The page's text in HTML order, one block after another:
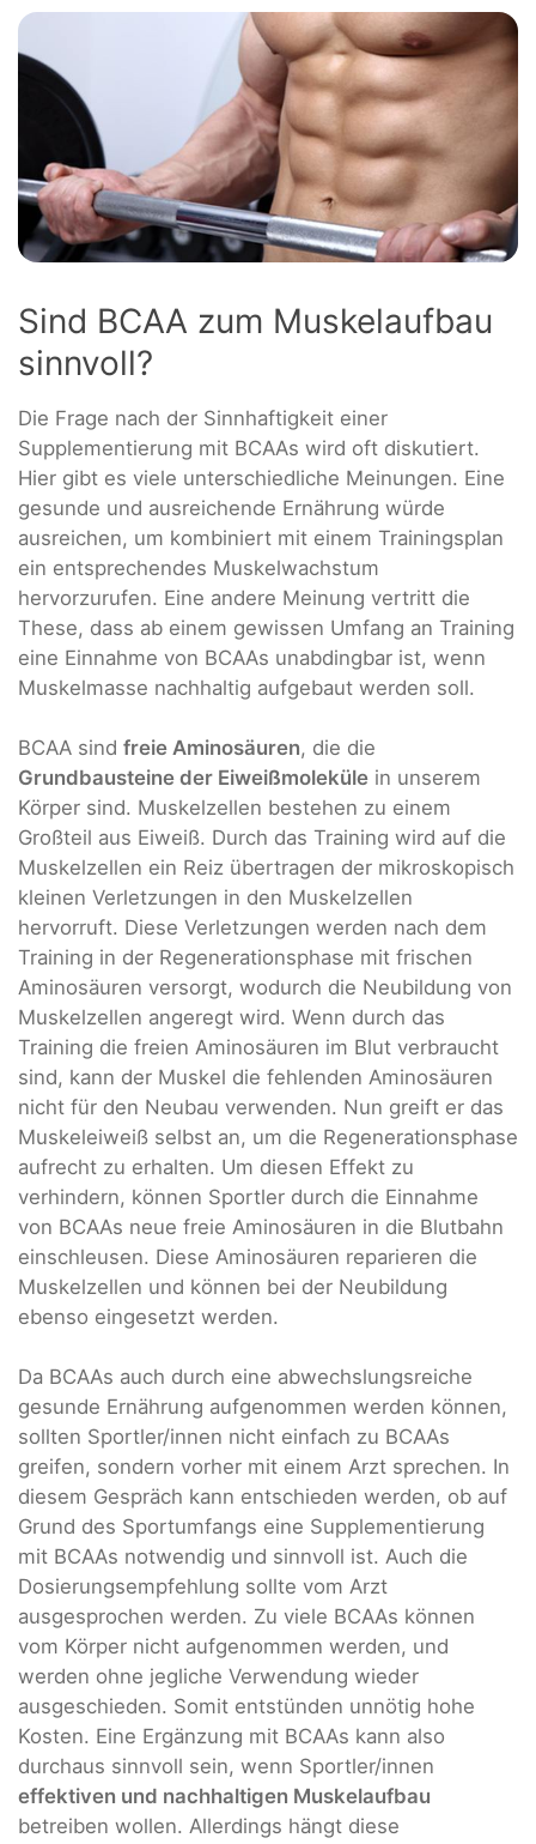
Sind BCAA zum Muskelaufbau
sinnvoll?
Die Frage nach der Sinnhaftigkeit einer
Supplementierung mit BCAAs wird oft diskutiert.
Hier gibt es viele unterschiedliche Meinungen. Eine
gesunde und ausreichende Ernährung würde
ausreichen, um kombiniert mit einem Trainingsplan
ein entsprechendes Muskelwachstum
hervorzurufen. Eine andere Meinung vertritt die
These, dass ab einem gewissen Umfang an Training
eine Einnahme von BCAAs unabdingbar ist, wenn
Muskelmasse nachhaltig aufgebaut werden soll.
BCAA sind freie Aminosäuren, die die
Grundbausteine der Eiweißmoleküle in unserem
Körper sind. Muskelzellen bestehen zu einem
Großteil aus Eiweiß. Durch das Training wird auf die
Muskelzellen ein Reiz übertragen der mikroskopisch
kleinen Verletzungen in den Muskelzellen
hervorruft. Diese Verletzungen werden nach dem
Training in der Regenerationsphase mit frischen
Aminosäuren versorgt, wodurch die Neubildung von
Muskelzellen angeregt wird. Wenn durch das
Training die freien Aminosäuren im Blut verbraucht
sind, kann der Muskel die fehlenden Aminosäuren
nicht für den Neubau verwenden. Nun greift er das
Muskeleiweiß selbst an, um die Regenerationsphase
aufrecht zu erhalten. Um diesen Effekt zu
verhindern, können Sportler durch die Einnahme
von BCAAs neue freie Aminosäuren in die Blutbahn
einschleusen. Diese Aminosäuren reparieren die
Muskelzellen und können bei der Neubildung
ebenso eingesetzt werden.
Da BCAAs auch durch eine abwechslungsreiche
gesunde Ernährung aufgenommen werden können,
sollten Sportler/innen nicht einfach zu BCAAs
greifen, sondern vorher mit einem Arzt sprechen. In
diesem Gespräch kann entschieden werden, ob auf
Grund des Sportumfangs eine Supplementierung
mit BCAAs notwendig und sinnvoll ist. Auch die
Dosierungsempfehlung sollte vom Arzt
ausgesprochen werden. Zu viele BCAAs können
vom Körper nicht aufgenommen werden, und
werden ohne jegliche Verwendung wieder
ausgeschieden. Somit entstünden unnötig hohe
Kosten. Eine Ergänzung mit BCAAs kann also
durchaus sinnvoll sein, wenn Sportler/innen
effektiven und nachhaltigen Muskelaufbau
betreiben wollen. Allerdings hängt diese